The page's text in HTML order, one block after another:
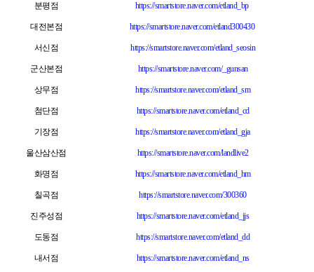
분평점 https://smartstore.naver.com/etland_bp
대전본점 https://smartstore.naver.com/etland300430
서신점 https://smartstore.naver.com/etland_seosin
군산본점 https://smartstore.naver.com/_gunsan
상무점 https://smartstore.naver.com/etland_sm
첨단점 https://smartstore.naver.com/etland_cd
기장점 https://smartstore.naver.com/etland_gja
울산삼산점 https://smartstore.naver.com/landlive2
화명점 https://smartstore.naver.com/etland_hm
칠곡점 https://smartstore.naver.com/300360
진주성점 https://smartstore.naver.com/etland_jjs
도동점 https://smartstore.naver.com/etland_dd
내서점 https://smartstore.naver.com/etland_ns